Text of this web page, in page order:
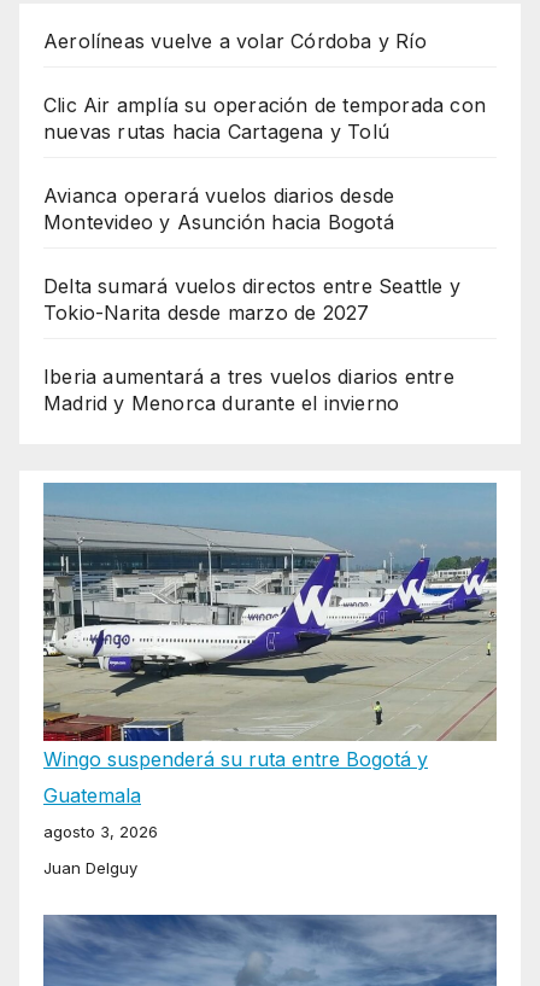
Aerolíneas vuelve a volar Córdoba y Río
Clic Air amplía su operación de temporada con
nuevas rutas hacia Cartagena y Tolú
Avianca operará vuelos diarios desde
Montevideo y Asunción hacia Bogotá
Delta sumará vuelos directos entre Seattle y
Tokio-Narita desde marzo de 2027
Iberia aumentará a tres vuelos diarios entre
Madrid y Menorca durante el invierno
Wingo suspenderá su ruta entre Bogotá y
Guatemala
agosto 3, 2026
Juan Delguy